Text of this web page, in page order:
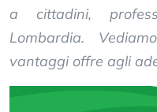
a cittadini,
Lombardia.
vantaggi offre agli